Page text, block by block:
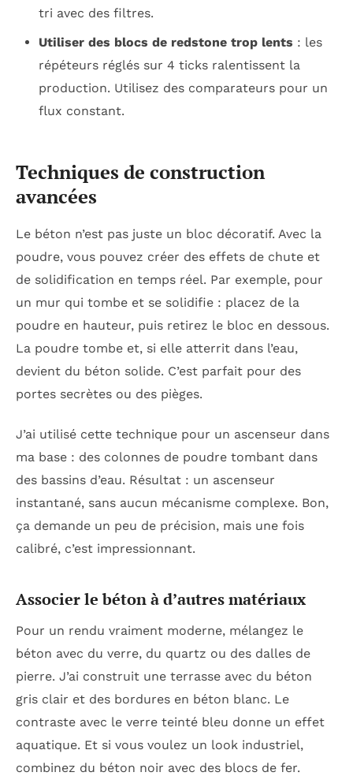
tri avec des filtres.
Utiliser des blocs de redstone trop lents : les
répéteurs réglés sur 4 ticks ralentissent la
production. Utilisez des comparateurs pour un
flux constant.
Techniques de construction
avancées
Le béton n’est pas juste un bloc décoratif. Avec la
poudre, vous pouvez créer des effets de chute et
de solidification en temps réel. Par exemple, pour
un mur qui tombe et se solidifie : placez de la
poudre en hauteur, puis retirez le bloc en dessous.
La poudre tombe et, si elle atterrit dans l’eau,
devient du béton solide. C’est parfait pour des
portes secrètes ou des pièges.
J’ai utilisé cette technique pour un ascenseur dans
ma base : des colonnes de poudre tombant dans
des bassins d’eau. Résultat : un ascenseur
instantané, sans aucun mécanisme complexe. Bon,
ça demande un peu de précision, mais une fois
calibré, c’est impressionnant.
Associer le béton à d’autres matériaux
Pour un rendu vraiment moderne, mélangez le
béton avec du verre, du quartz ou des dalles de
pierre. J’ai construit une terrasse avec du béton
gris clair et des bordures en béton blanc. Le
contraste avec le verre teinté bleu donne un effet
aquatique. Et si vous voulez un look industriel,
combinez du béton noir avec des blocs de fer.